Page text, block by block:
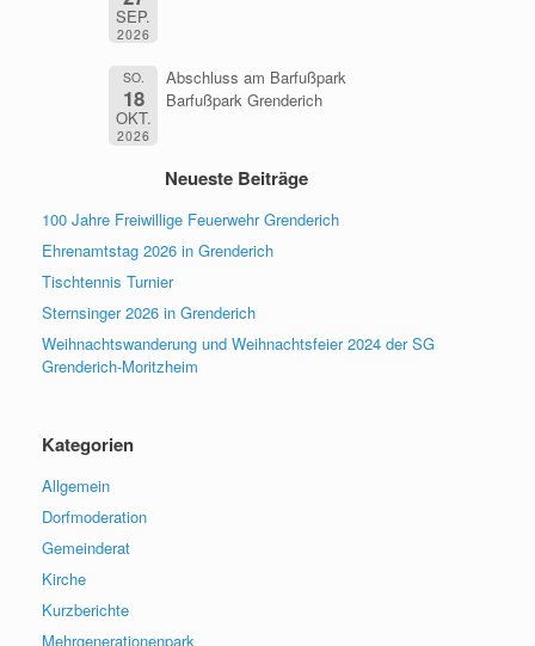
SEP.
2026
SO.
18
OKT.
2026
Abschluss am Barfußpark
Barfußpark Grenderich
Neueste Beiträge
100 Jahre Freiwillige Feuerwehr Grenderich
Ehrenamtstag 2026 in Grenderich
Tischtennis Turnier
Sternsinger 2026 in Grenderich
Weihnachtswanderung und Weihnachtsfeier 2024 der SG
Grenderich-Moritzheim
Kategorien
Allgemein
Dorfmoderation
Gemeinderat
Kirche
Kurzberichte
Mehrgenerationenpark